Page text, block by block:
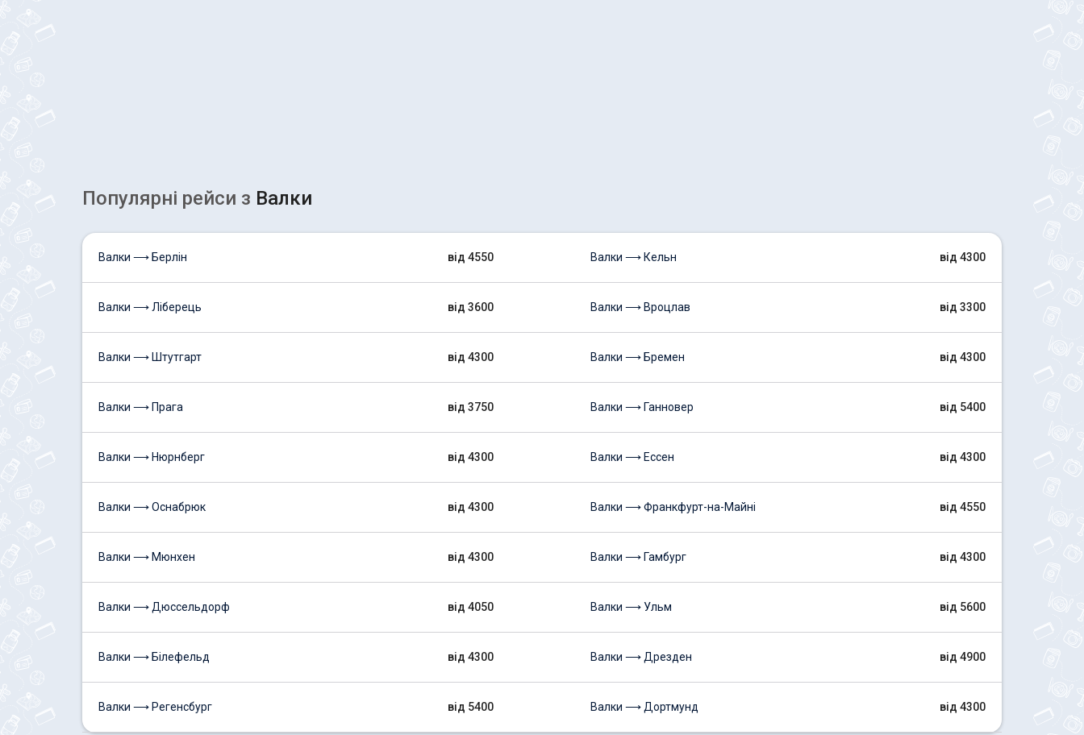
Популярні рейcи з Валки
Валки ⟶ Берлін від 4550
Валки ⟶ Ліберець від 3600
Валки ⟶ Штутгарт від 4300
Валки ⟶ Прага від 3750
Валки ⟶ Нюрнберг від 4300
Валки ⟶ Оснабрюк від 4300
Валки ⟶ Мюнхен від 4300
Валки ⟶ Дюссельдорф від 4050
Валки ⟶ Білефельд від 4300
Валки ⟶ Регенсбург від 5400
Валки ⟶ Кельн від 4300
Валки ⟶ Вроцлав від 3300
Валки ⟶ Бремен від 4300
Валки ⟶ Ганновер від 5400
Валки ⟶ Ессен від 4300
Валки ⟶ Франкфурт-на-Майні від 4550
Валки ⟶ Гамбург від 4300
Валки ⟶ Ульм від 5600
Валки ⟶ Дрезден від 4900
Валки ⟶ Дортмунд від 4300